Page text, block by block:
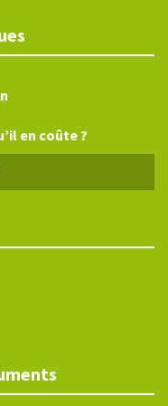
en coûte ?